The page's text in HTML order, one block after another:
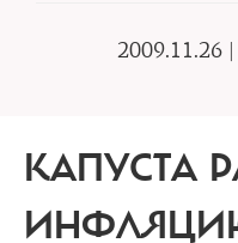
2009.11.26 |
КАПУСТА